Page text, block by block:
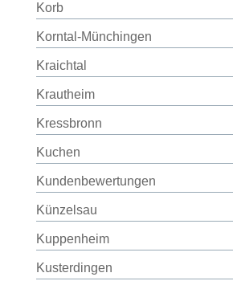
Korb
Korntal-Münchingen
Kraichtal
Krautheim
Kressbronn
Kuchen
Kundenbewertungen
Künzelsau
Kuppenheim
Kusterdingen